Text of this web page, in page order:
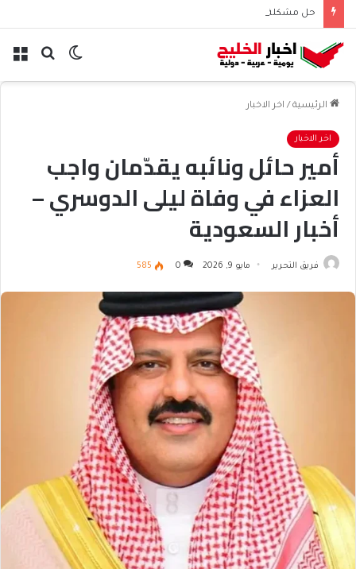
بحث الوضع
الرئيسية / اخر الاخبار
اخر الاخبار
أمير حائل ونائبه يقدّمان واجب
العزاء في وفاة ليلى الدوسري –
أخبار السعودية
فريق التحرير مايو 9, 2026 0
585